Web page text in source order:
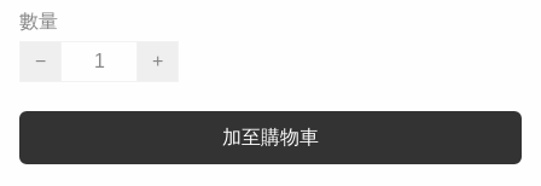
數量
−
+
加至購物車